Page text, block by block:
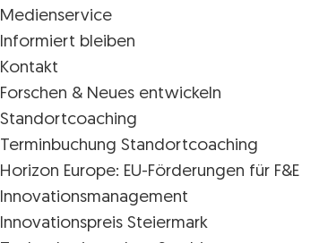
Medienservice
Informiert bleiben
Kontakt
Forschen & Neues entwickeln
Standortcoaching
Terminbuchung Standortcoaching
Horizon Europe: EU-Förderungen für F&E
Innovations­management
Innovationspreis Steiermark